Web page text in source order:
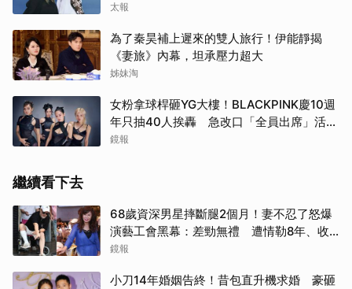
太報
為了秦昊補上遲來的雙人旅行！伊能靜揭
《妻旅》內幕，坦承壓力超大
姊妹淘
女粉拿球桿砸YG大樓！BLACKPINK慶10週
年只抽40人挨轟 急改口「全員出席」活動
場地曝光了
鏡報
繼續看下去
68歲資深男星摔斷腿2個月！妻不忍了怒爆
演藝工會黑幕：差勁無禮 遭情勒8年、收
二手探病禮
鏡報
小刀14年婚姻告終！昔包直升機求婚 豪砸